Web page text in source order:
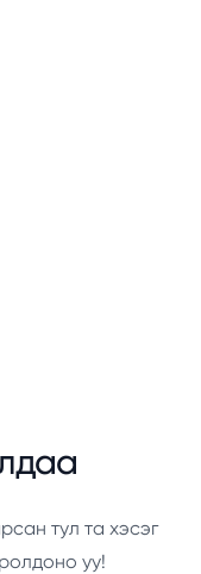
тул та хэсэг
уу!